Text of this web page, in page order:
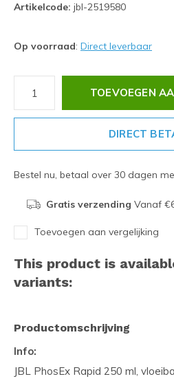
Artikelcode: jbl-2519580
Op voorraad: Direct leverbaar
TOEVOEGEN
DIRECT
Bestel nu, betaal over 30 dagen
Gratis verzending Vanaf
Toevoegen aan vergelijking
This product is
variants:
Productomschrijving
Info:
JBL PhosEx Rapid 250 ml,